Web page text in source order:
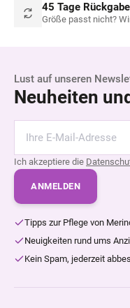
45 Tage
Größe passt nicht?
Lust auf unseren
Neuheiten
Ich akzeptiere die
ANMELDEN
Tipps zur Pflege von
Neuigkeiten rund ums
Kein Spam, jederzeit